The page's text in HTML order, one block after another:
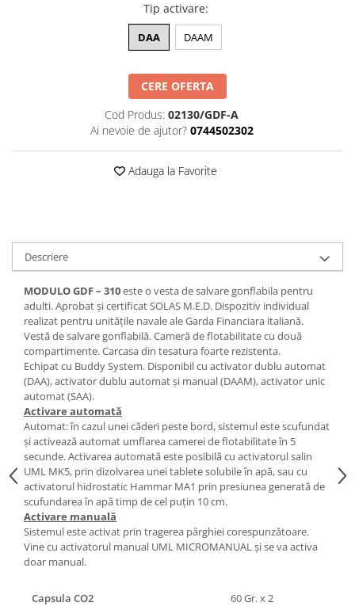
Tip activare:
DAA DAAM
CERE OFERTA
Cod Produs: 02130/GDF-A
Ai nevoie de ajutor? 0744502302
Adauga la Favorite
Descriere
MODULO GDF – 310este o vesta de salvare gonflabila pentru
adulti. Aprobat și certificat SOLAS M.E.D. Dispozitiv individual
realizat pentru unitățile navale ale Garda Financiara italiană.
Vestă de salvare gonflabilă. Cameră de flotabilitate cu două
compartimente. Carcasa din tesatura foarte rezistenta.
Echipat cu Buddy System. Disponibil cu activator dublu automat
(DAA), activator dublu automat și manual (DAAM), activator unic
automat (SAA).
Activare automată
Automat: în cazul unei căderi peste bord, sistemul este scufundat
și activează automat umflarea camerei de flotabilitate în 5
secunde. Activarea automată este posibilă cu activatorul salin
UML MK5, prin dizolvarea unei tablete solubile în apă, sau cu
activatorul hidrostatic Hammar MA1 prin presiunea generată de
scufundarea în apă timp de cel puțin 10 cm.
Activare manuală
Sistemul este activat prin tragerea pârghiei corespunzătoare.
Vine cu activatorul manual UML MICROMANUAL și se va activa
doar manual.
Capsula CO2
60 Gr. x 2